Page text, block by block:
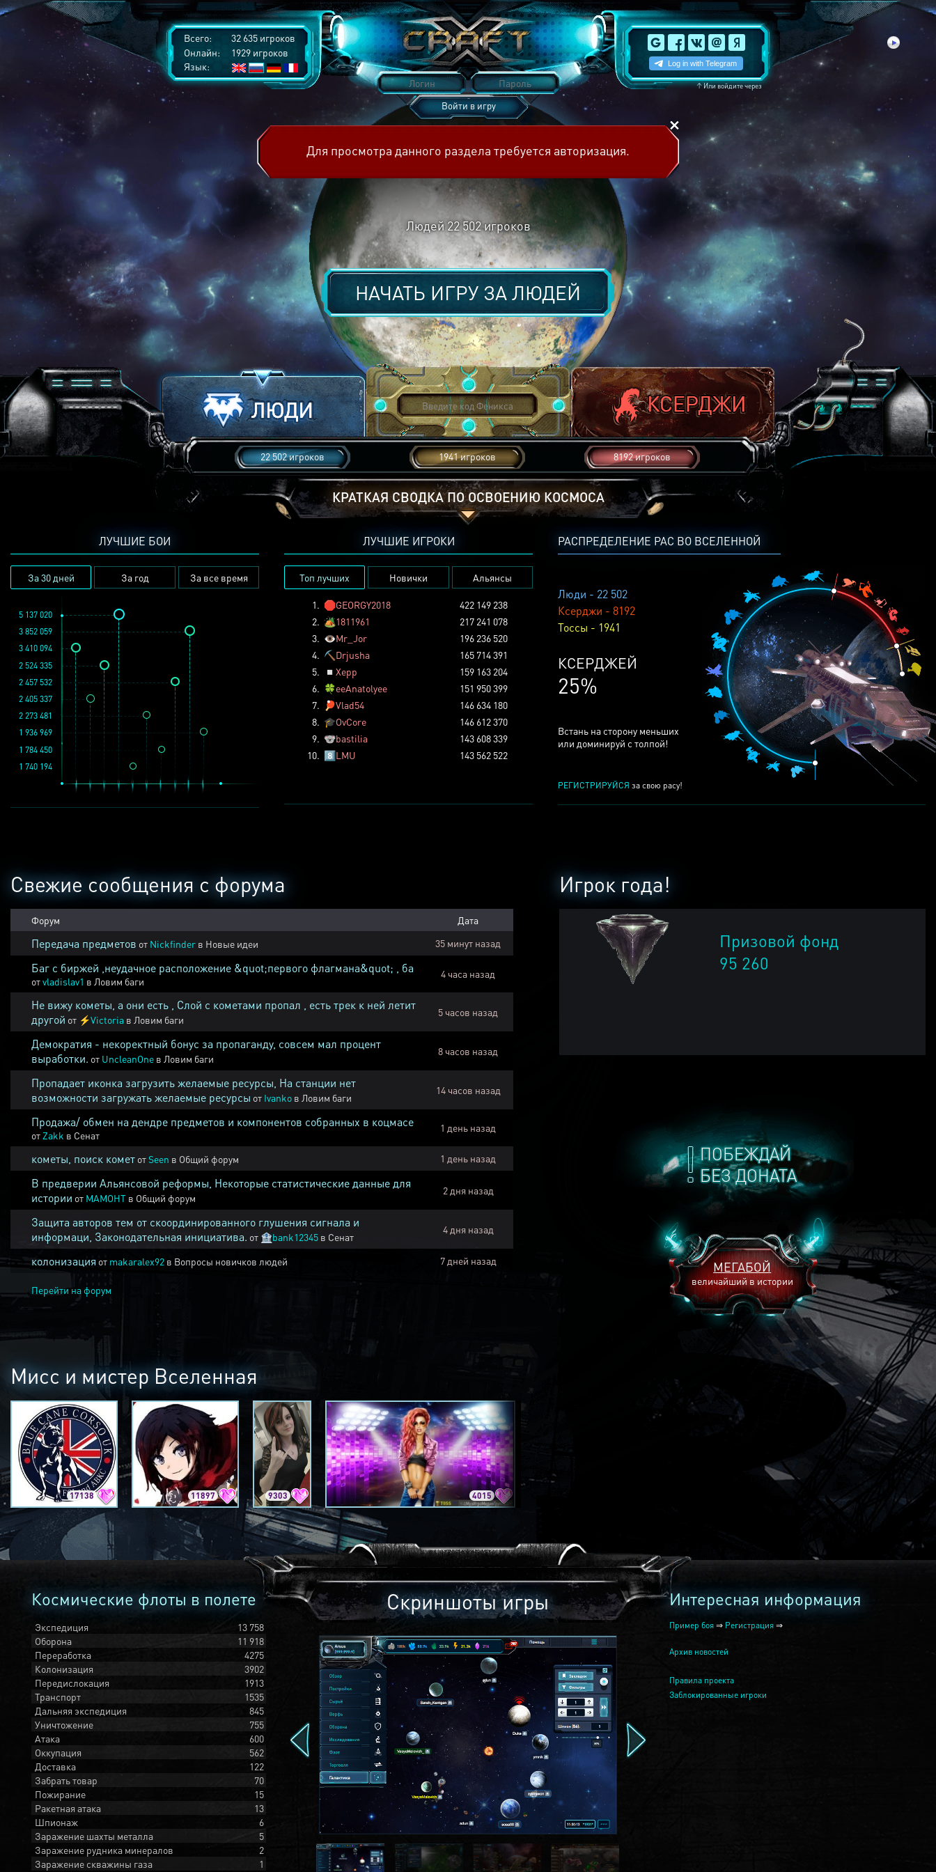
Всего:
32 635 игроков
Онлайн:
1929 игроков
Язык:
↑Или войдите через
Войти в игру
Для просмотра данного раздела требуется авторизация.
Людей 22 502игроков
НАЧАТЬ ИГРУ ЗАЛЮДЕЙ
22 502 игроков 1941 игроков 8192 игроков
КРАТКАЯ СВОДКА ПО ОСВОЕНИЮ КОСМОСА
РАСПРЕДЕЛЕНИЕ РАС ВО ВСЕЛЕННОЙ
Люди - 22 502
Ксерджи - 8192
Тоссы - 1941
ТОССОВ
5%
Встань на сторону меньших
или доминируй с толпой!
РЕГИСТРИРУЙСЯ за свою расу!
ЛУЧШИЕ БОИ
За 30 дней За год За все время
1 936 969
3 852 059
2 457 532
1 784 450
2 273 481
1 740 194
5 137 020
2 524 335
2 405 337
3 410 094
ЛУЧШИЕ ИГРОКИ
Топ лучших Новички Альянсы
1. 🛑GEORGY2018
422 149 238
2. 🏕️1811961
217 241 078
3. 👁️Mr_Jor
196 236 520
4. ⛏️ Drjusha
165 714 391
5.
◽ Xepp
159 163 204
6. 🍀eeAnatolyee
151 950 399
7.
🏓Vlad54
146 634 180
8. 🎓OvCore
146 612 370
9. 🐨bastilia
143 608 339
10. 8️⃣LMU 143 562 522
ПОБЕЖДАЙ
БЕЗ ДОНАТА
МЕГАБОЙ
величайший в истории
Игрок года!
Призовой фонд
95 260
Свежие сообщения с форума
Форум Дата
Передача предметов от Nickfinder в Новые идеи 35 минут назад
Баг с биржей ,неудачное расположение &quot;первого флагмана&quot; , ба
отvladislav1 в Ловим баги
4 часа назад
Не вижу кометы, а они есть , Слой с кометами пропал , есть трек к ней летит
другой от ⚡Victoria в Ловим баги
5 часов назад
Демократия - некоректный бонус за пропаганду, совсем мал процент
выработки. от UncleanOne в Ловим баги
8 часов назад
Пропадает иконка загрузить желаемые ресурсы, На станции нет
возможности загружать желаемые ресурсы от Ivanko в Ловим баги
14 часов назад
Продажа/ обмен на дендре предметов и компонентов собранных в коцмасе
от Zakk в Сенат
1 день назад
кометы, поиск комет отSeen в Общий форум 1 день назад
В предверии Альянсовой реформы, Некоторые статистические данные для
истории от MAMOHT в Общий форум
2 дня назад
Защита авторов тем от скоординированного глушения сигнала и
информаци, Законодательная инициатива. от 🏦bank12345 в Сенат
4 дня назад
колонизация от makaralex92 в Вопросы новичков людей 7 дней назад
Перейти на форум
Мисс и мистер Вселенная
17138 11897 9303 4015 2240
Космические флоты в полете
Экспедиция
13 758
Оборона
11 918
Переработка
4275
Колонизация
3902
Передислокация
1913
Транспорт
1535
Дальняя экспедиция
845
Уничтожение
755
Атака
600
Оккупация
562
Доставка
122
Забрать товар
70
Пожирание
15
Ракетная атака
13
Шпионаж
6
Заражение шахты металла
5
Заражение рудника минералов
2
Заражение скважины газа
1
Скриншоты игры Интересная информация
Пример боя ⇒ Регистрация ⇒
Архив новостей
Правила проекта
Заблокированные игроки